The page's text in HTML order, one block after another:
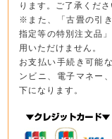
ります。ご了承くだ
※また、「古畳の引
指定等の特別注文品
用いただけません。
お支払い手続き可能
ンビニ、電子マネー
下になります。